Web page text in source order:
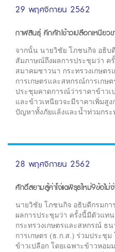
29 พฤศจิกายน 2562
กาฬสินธุ์ คึกคัก!ข้าวเปลือกเหนียว
จากนั้น นายวิชัย โภชนกิจ อธิบ
สัมภาษณ์ถึงผลการประชุมว่า ค
สมาคมชาวนา กระทรวงเกษต
การเกษตรและสหกรณ์การเกษ
ประชุมคาดการณ์ว่าราคาข้าวเ
และข้าวเหนียวจะมีราคาเพิ่มสู
ปัญหาทั้งภัยแล้งและน้ำท่วมกร
28 พฤศจิกายน 2562
ศักดิ์สยามสู้ค่าโง่แฉพิรุธใหม่9ข้อไม่จ่
นายวิชัย โภชนกิจ อธิบดีกรมก
ผลการประชุมว่า ครั้งนี้มีตัวแท
กระทรวงเกษตรและสหกรณ์ ธ
การเกษตร (ธ.ก.ส.) ร่วมประชุ
ข้าวเปลือก โดยเฉพาะข้าวหอม